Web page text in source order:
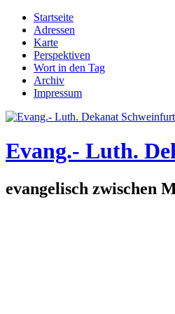
Direkt zum Inhalt
Hauptmenü
Startseite
Adressen
Karte
Perspektiven
Wort in den Tag
Archiv
Impressum
Evang.- Luth.
evangelisch zwischen